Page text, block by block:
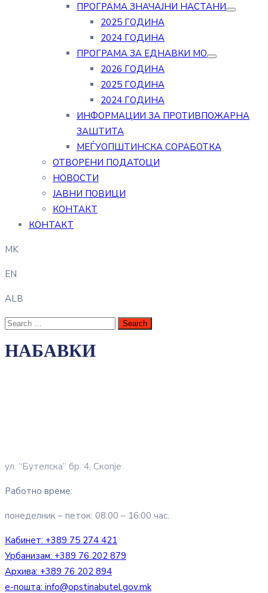
ПРОГРАМА ЗНАЧАЈНИ НАСТАНИ
2025 ГОДИНА
2024 ГОДИНА
ПРОГРАМА ЗА ЕДНАВКИ МО
2026 ГОДИНА
2025 ГОДИНА
2024 ГОДИНА
ИНФОРМАЦИИ ЗА ПРОТИВПОЖАРНА
ЗАШТИТА
МЕЃУОПШТИНСКА СОРАБОТКА
ОТВОРЕНИ ПОДАТОЦИ
НОВОСТИ
ЈАВНИ ПОВИЦИ
КОНТАКТ
КОНТАКТ
MK
EN
ALB
НАБАВКИ
ул. “Бутелска” бр. 4, Скопје
Работно време:
понеделник – петок: 08:00 – 16:00 час.
Кабинет: +389 75 274 421
Урбанизам: +389 76 202 879
Архива: +389 76 202 894
е-пошта: info@opstinabutel.gov.mk